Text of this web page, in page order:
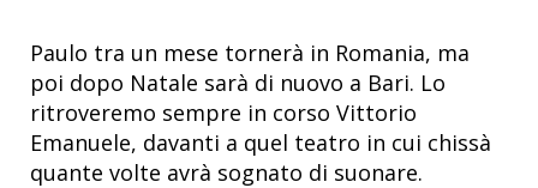
Paulo tra un mese tornerà in Romania, ma
poi dopo Natale sarà di nuovo a Bari. Lo
ritroveremo sempre in corso Vittorio
Emanuele, davanti a quel teatro in cui chissà
quante volte avrà sognato di suonare.